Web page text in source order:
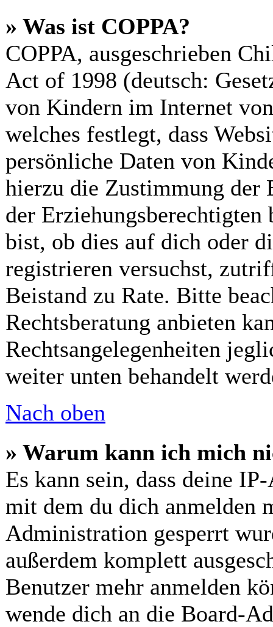
» Was ist COPPA?
COPPA, ausgeschrieben
Act of 1998 (deutsch:
von Kindern im Internet
welches festlegt, dass
persönliche Daten von
hierzu die Zustimmung der
der
bist, ob dies auf dich oder
registrieren versuchst,
Beistand zu Rate. Bitte
Rechtsberatung anbieten
Rechtsangelegenheiten
weiter unten behandelt
Nach oben
» Warum kann ich mich
Es kann sein, dass deine
mit dem du dich anmelden
Administration gesperrt
außerdem komplett
Benutzer mehr anmelden
wende dich an die Board-